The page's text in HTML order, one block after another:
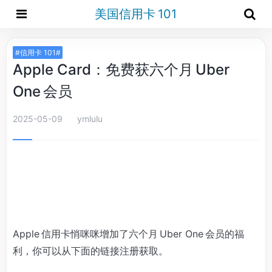
美国信用卡 101
#信用卡 101#
Apple Card：免费获六个月 Uber
One 会员
2025-05-09 ymlulu
Apple 信用卡悄咪咪增加了六个月 Uber One 会员的福
利，你可以从下面的链接注册获取。